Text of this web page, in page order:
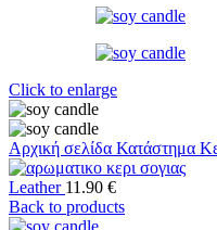
Click to enlarge
Αρχική σελίδα Κατάστημα
Leather 11.90 €
Back to products